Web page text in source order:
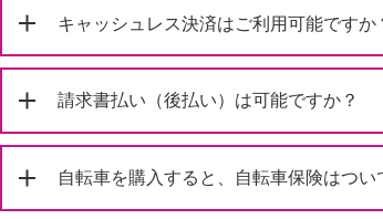
キャッシュレス決済はご利用可能ですか
請求書払い（後払い）は可能ですか？
自転車を購入すると、自転車保険はつ